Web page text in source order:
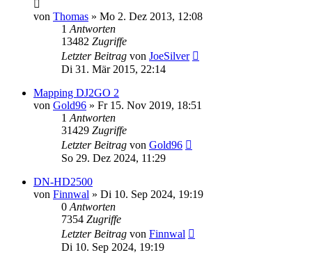
von Thomas » Mo 2. Dez 2013, 12:08
1 Antworten
13482 Zugriffe
Letzter Beitrag von JoeSilver
Di 31. Mär 2015, 22:14
Mapping DJ2GO 2
von Gold96 » Fr 15. Nov 2019, 18:51
1 Antworten
31429 Zugriffe
Letzter Beitrag von Gold96
So 29. Dez 2024, 11:29
DN-HD2500
von Finnwal » Di 10. Sep 2024, 19:19
0 Antworten
7354 Zugriffe
Letzter Beitrag von Finnwal
Di 10. Sep 2024, 19:19